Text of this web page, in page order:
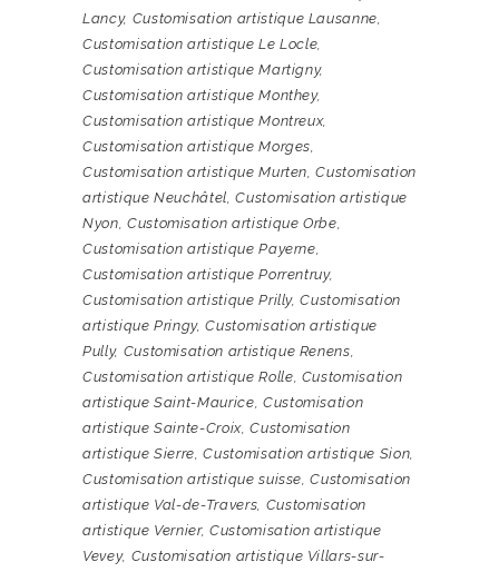
Lancy, Customisation artistique Lausanne,
Customisation artistique Le Locle,
Customisation artistique Martigny,
Customisation artistique Monthey,
Customisation artistique Montreux,
Customisation artistique Morges,
Customisation artistique Murten,Customisation
artistique Neuchâtel,Customisation artistique
Nyon, Customisation artistique Orbe,
Customisation artistique Payerne,
Customisation artistique Porrentruy,
Customisation artistique Prilly,Customisation
artistique Pringy,Customisation artistique
Pully, Customisation artistique Renens,
Customisation artistique Rolle, Customisation
artistique Saint-Maurice, Customisation
artistique Sainte-Croix,Customisation
artistique Sierre,Customisation artistique Sion,
Customisation artistique suisse,Customisation
artistique Val-de-Travers, Customisation
artistique Vernier,Customisation artistique
Vevey, Customisation artistique Villars-sur-